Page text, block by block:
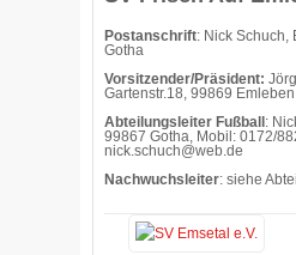
Postanschrift: Nick Schuch,
Gotha
Vorsitzender/Präsident:
Gartenstr.18, 99869 Emleben
Abteilungsleiter Fußball :
99867 Gotha, Mobil: 0172/
nick.schuch@web.de
Nachwuchsleiter: siehe